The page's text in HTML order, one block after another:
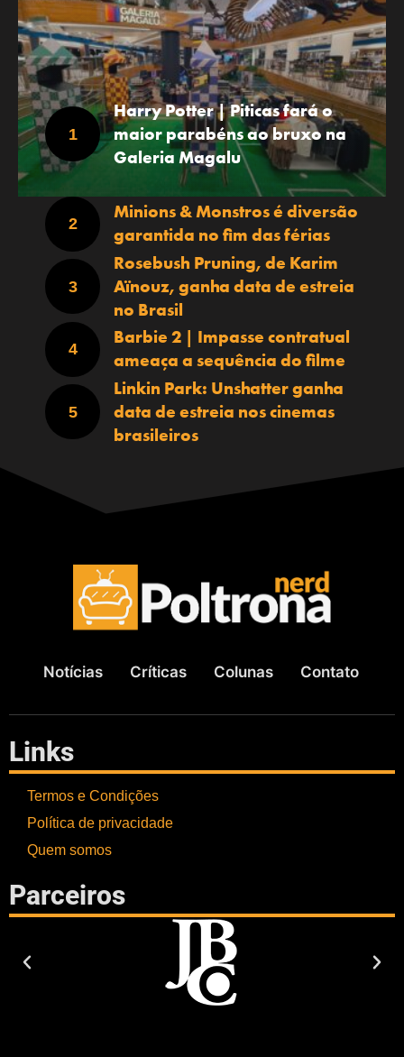
Harry Potter | Piticas fará o
maior parabéns ao bruxo na
Galeria Magalu
Minions & Monstros é diversão
garantida no fim das férias
Rosebush Pruning, de Karim
Aïnouz, ganha data de estreia
no Brasil
Barbie 2 | Impasse contratual
ameaça a sequência do filme
Linkin Park: Unshatter ganha
data de estreia nos cinemas
brasileiros
Notícias Críticas Colunas Contato
Links
Termos e Condições
Política de privacidade
Quem somos
Parceiros